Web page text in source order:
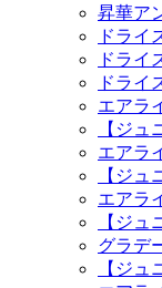
昇華ア
ドライ
ドライ
ドライ
エアラ
【ジ
エアラ
【ジ
エアラ
【ジ
グラデ
【ジ